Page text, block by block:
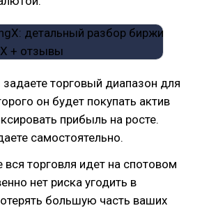
торговый диапазон для
он будет покупать актив
прибыль на росте.
самостоятельно.
вся торговля идет на спотовом
нет риска угодить в
большую часть ваших